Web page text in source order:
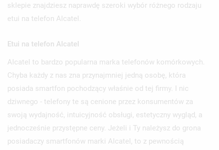
sklepie znajdziesz naprawdę szeroki wybór różnego rodzaju
etui na telefon Alcatel.
Etui na telefon Alcatel
Alcatel to bardzo popularna marka telefonów komórkowych.
Chyba każdy z nas zna przynajmniej jedną osobę, która
posiada smartfon pochodzący właśnie od tej firmy. I nic
dziwnego - telefony te są cenione przez konsumentów za
swoją wydajność, intuicyjność obsługi, estetyczny wygląd, a
jednocześnie przystępne ceny. Jeżeli i Ty należysz do grona
posiadaczy smartfonów marki Alcatel, to z pewnością